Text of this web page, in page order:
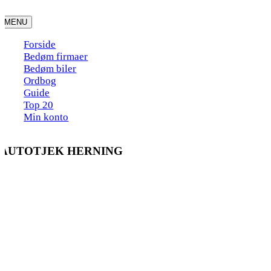
to
content
MENU
Forside
Bedøm firmaer
Bedøm biler
Ordbog
Guide
Top 20
Min konto
HERNING